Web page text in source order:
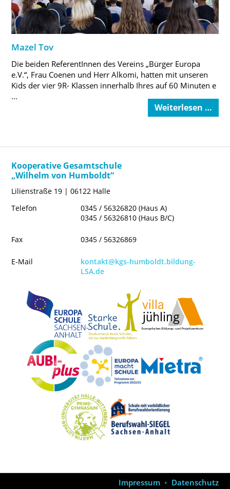
Mazel Tov
Die beiden ReferentInnen des Vereins „Bürger Europa
e.V.“, Frau Coenen und Herr Alkomi, hatten mit unseren
Kids der vier 9R- Klassen innerhalb Ihres auf 60 Minuten e
...
Weiterlesen …
Kooperative Gesamtschule
„Wilhelm von Humboldt“
Lilienstraße 19 | 06122 Halle
Telefon
0345 / 56326820 (Haus A)
0345 / 56326810 (Haus B/C)
Fax 0345 / 56326869
E-Mail
kontakt@kgs-humboldt.bildung-
LSA.de
Impressum • Datenschutz